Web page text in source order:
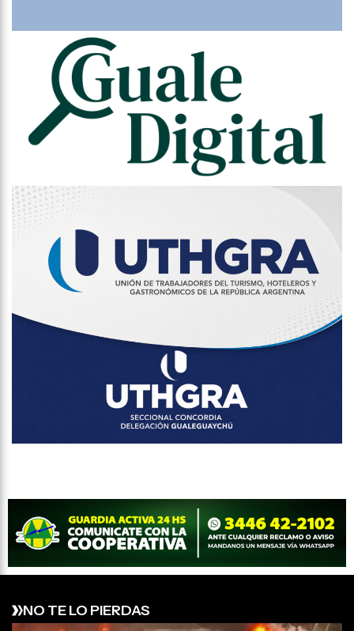
NO TE LO PIERDAS